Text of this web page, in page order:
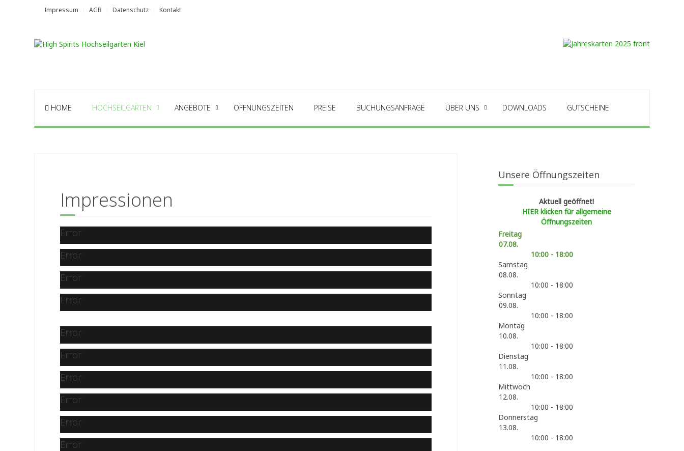
Impressum AGB Datenschutz Kontakt
HOME HOCHSEILGARTEN ANGEBOTE ÖFFNUNGSZEITEN PREISE BUCHUNGSANFRAGE ÜBER UNS DOWNLOADS GUTSCHEINE
Impressionen
Error
Error
Error
Error
Error
Error
Error
Error
Error
Error
Unsere Öffnungszeiten
Aktuell geöffnet!
HIER klicken für allgemeine
Öffnungszeiten
Freitag
07.08.
10:00 - 18:00
Samstag
08.08.
10:00 - 18:00
Sonntag
09.08.
10:00 - 18:00
Montag
10.08.
10:00 - 18:00
Dienstag
11.08.
10:00 - 18:00
Mittwoch
12.08.
10:00 - 18:00
Donnerstag
13.08.
10:00 - 18:00